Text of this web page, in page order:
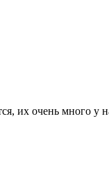
их очень много у